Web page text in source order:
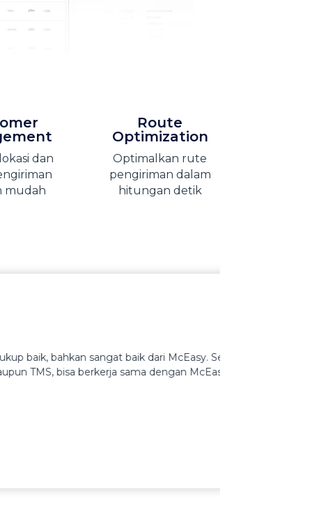
dan
mudah
Route
Optimization
Optimalkan rute
pengiriman dalam
hitungan detik
merekomendasikan bagi yang
sudah kami lakukan.